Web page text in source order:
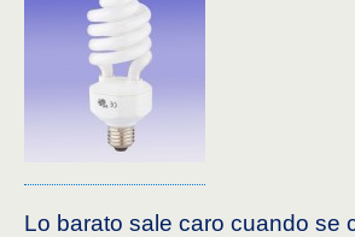
Lo barato sale caro cuando se